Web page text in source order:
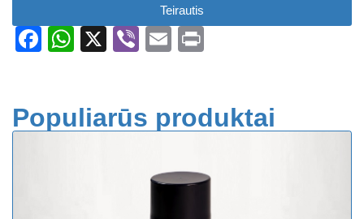
Teirautis
Facebook
WhatsApp
X ViberEmail
Populiarūs produktai